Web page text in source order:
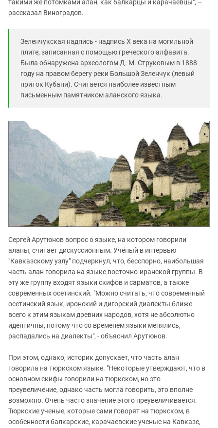
такими же потомками алан, как балкарцы и карачаевцы", –
рассказал Виноградов.
Зеленчукская надпись - надпись X века на могильной
плите, записанная с помощью греческого алфавита.
Была обнаружена археологом Д. М. Струковым в 1888
году на правом берегу реки Большой Зеленчук (левый
приток Кубани). Считается наиболее известным
письменным памятником аланского языка.
Сергей Арутюнов вопрос о языке, на котором говорили
аланы, считает дискуссионным. Учёный в интервью
"Кавказскому узлу" подчеркнул, что, бесспорно, наибольшая
часть алан говорила на языке восточно-иранской группы. В
эту же группу входят языки скифов и сарматов, а также
современных осетинский. "Можно считать, что современный
осетинский язык, иронский и дигорский диалекты ближе
всего к этим языкам древних народов, хотя не абсолютно
идентичны, потому что со временем языки менялись,
распадались на диалекты", - объяснил Арутюнов.
При этом, однако, историк допускает, что часть алан
говорила на тюркском языке. "Некоторые утверждают, что в
основном скифы говорили на тюркском, но это
преувеличение, однако часть могла говорить, это вполне
возможно. Очень часто значение этого преувеличивается.
Тюркские ученые, которые сами говорят на тюркском, в
особенности балкарские, карачаевские ученые на Кавказе,